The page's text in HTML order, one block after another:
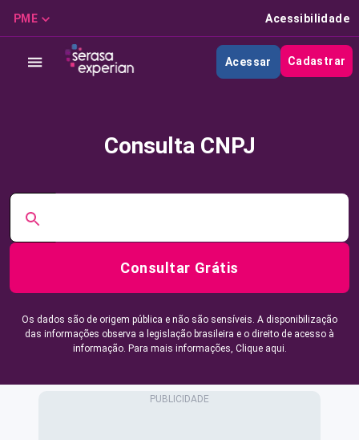
PME Acessibilidade
Acessar Cadastrar
Consulta CNPJ
Consultar Grátis
Os dados são de origem pública e não são sensíveis. A disponibilização
das informações observa a legislação brasileira e o direito de acesso à
informação. Para mais informações, Clique aqui.